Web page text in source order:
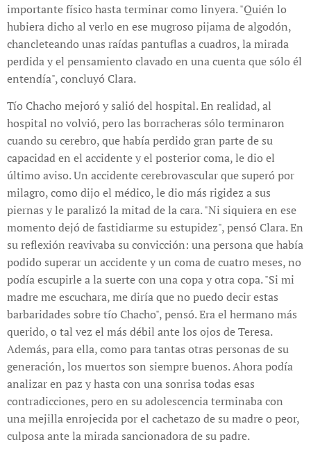
importante físico hasta terminar como linyera. "Quién lo
hubiera dicho al verlo en ese mugroso pijama de algodón,
chancleteando unas raídas pantuflas a cuadros, la mirada
perdida y el pensamiento clavado en una cuenta que sólo él
entendía", concluyó Clara.
Tío Chacho mejoró y salió del hospital. En realidad, al
hospital no volvió, pero las borracheras sólo terminaron
cuando su cerebro, que había perdido gran parte de su
capacidad en el accidente y el posterior coma, le dio el
último aviso. Un accidente cerebrovascular que superó por
milagro, como dijo el médico, le dio más rigidez a sus
piernas y le paralizó la mitad de la cara. "Ni siquiera en ese
momento dejó de fastidiarme su estupidez", pensó Clara. En
su reflexión reavivaba su convicción: una persona que había
podido superar un accidente y un coma de cuatro meses, no
podía escupirle a la suerte con una copa y otra copa. "Si mi
madre me escuchara, me diría que no puedo decir estas
barbaridades sobre tío Chacho", pensó. Era el hermano más
querido, o tal vez el más débil ante los ojos de Teresa.
Además, para ella, como para tantas otras personas de su
generación, los muertos son siempre buenos. Ahora podía
analizar en paz y hasta con una sonrisa todas esas
contradicciones, pero en su adolescencia terminaba con
una mejilla enrojecida por el cachetazo de su madre o peor,
culposa ante la mirada sancionadora de su padre.